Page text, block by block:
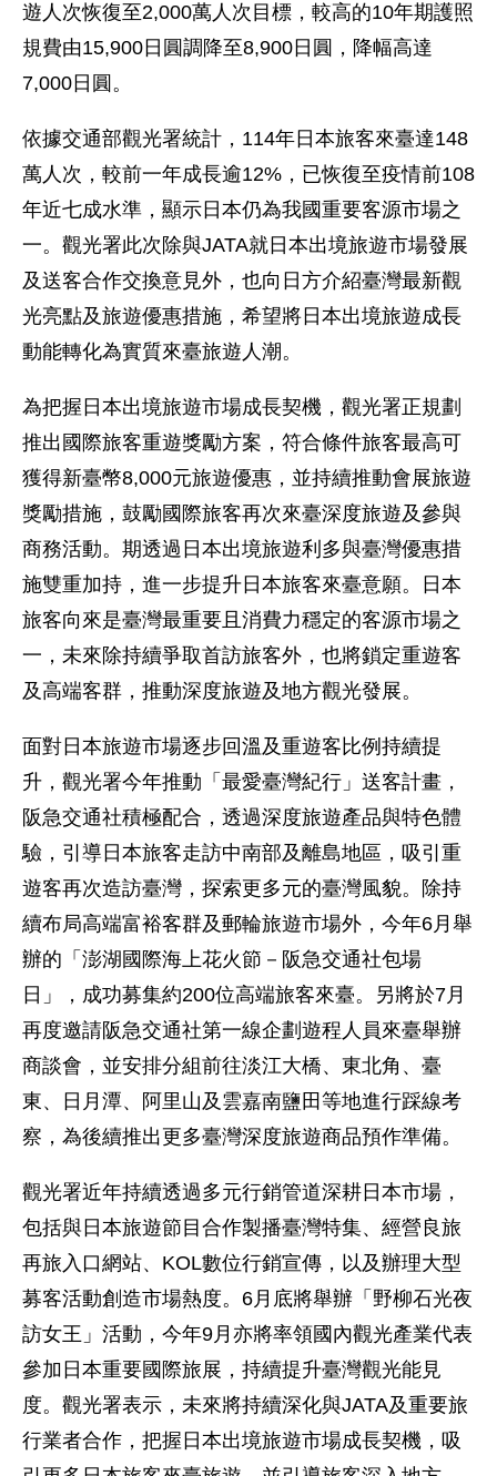
遊人次恢復至2,000萬人次目標，較高的10年期護照
規費由15,900日圓調降至8,900日圓，降幅高達
7,000日圓。
依據交通部觀光署統計，114年日本旅客來臺達148
萬人次，較前一年成長逾12%，已恢復至疫情前108
年近七成水準，顯示日本仍為我國重要客源市場之
一。觀光署此次除與JATA就日本出境旅遊市場發展
及送客合作交換意見外，也向日方介紹臺灣最新觀
光亮點及旅遊優惠措施，希望將日本出境旅遊成長
動能轉化為實質來臺旅遊人潮。
為把握日本出境旅遊市場成長契機，觀光署正規劃
推出國際旅客重遊獎勵方案，符合條件旅客最高可
獲得新臺幣8,000元旅遊優惠，並持續推動會展旅遊
獎勵措施，鼓勵國際旅客再次來臺深度旅遊及參與
商務活動。期透過日本出境旅遊利多與臺灣優惠措
施雙重加持，進一步提升日本旅客來臺意願。日本
旅客向來是臺灣最重要且消費力穩定的客源市場之
一，未來除持續爭取首訪旅客外，也將鎖定重遊客
及高端客群，推動深度旅遊及地方觀光發展。
面對日本旅遊市場逐步回溫及重遊客比例持續提
升，觀光署今年推動「最愛臺灣紀行」送客計畫，
阪急交通社積極配合，透過深度旅遊產品與特色體
驗，引導日本旅客走訪中南部及離島地區，吸引重
遊客再次造訪臺灣，探索更多元的臺灣風貌。除持
續布局高端富裕客群及郵輪旅遊市場外，今年6月舉
辦的「澎湖國際海上花火節－阪急交通社包場
日」，成功募集約200位高端旅客來臺。另將於7月
再度邀請阪急交通社第一線企劃遊程人員來臺舉辦
商談會，並安排分組前往淡江大橋、東北角、臺
東、日月潭、阿里山及雲嘉南鹽田等地進行踩線考
察，為後續推出更多臺灣深度旅遊商品預作準備。
觀光署近年持續透過多元行銷管道深耕日本市場，
包括與日本旅遊節目合作製播臺灣特集、經營良旅
再旅入口網站、KOL數位行銷宣傳，以及辦理大型
募客活動創造市場熱度。6月底將舉辦「野柳石光夜
訪女王」活動，今年9月亦將率領國內觀光產業代表
參加日本重要國際旅展，持續提升臺灣觀光能見
度。觀光署表示，未來將持續深化與JATA及重要旅
行業者合作，把握日本出境旅遊市場成長契機，吸